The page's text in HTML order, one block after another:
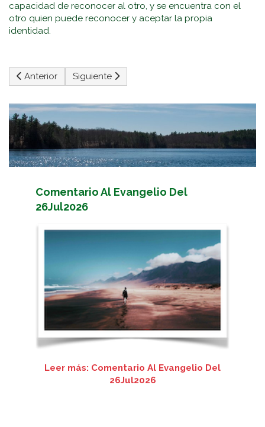
capacidad de reconocer al otro, y se encuentra con el
otro quien puede reconocer y aceptar la propia
identidad.
Artículo anterior: 19. La Caridad
Anterior Artículo siguiente: La Caridad
Siguiente
Comentario Al Evangelio Del
26Jul2026
Leer más: Comentario Al Evangelio Del
26Jul2026